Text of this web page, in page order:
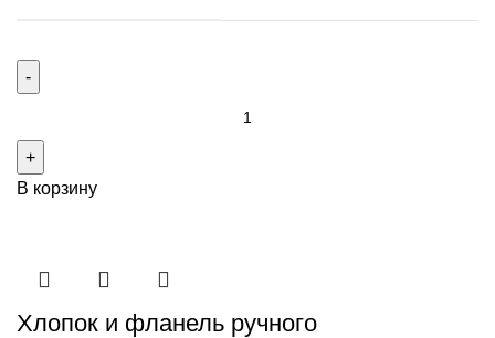
В корзину
Хлопок и фланель ручного